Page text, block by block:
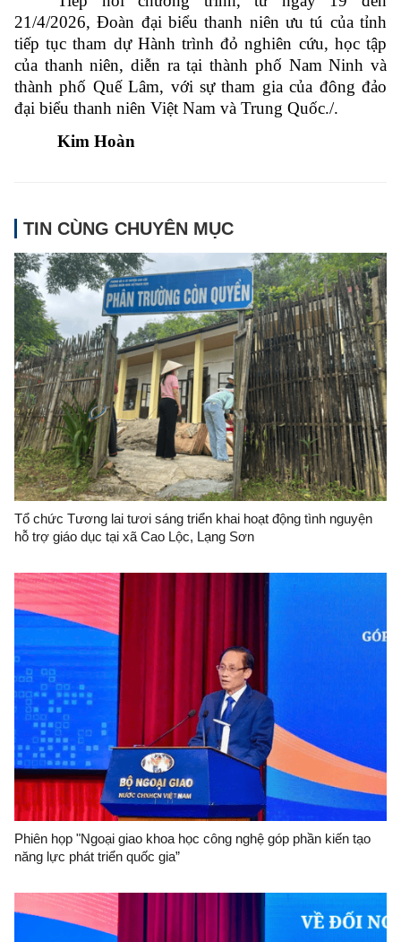
21/4/2026, Đoàn đại biểu thanh niên ưu tú của tỉnh
tiếp tục tham dự Hành trình đỏ nghiên cứu, học tập
của thanh niên, diễn ra tại thành phố Nam Ninh và
thành phố Quế Lâm, với sự tham gia của đông đảo
đại biểu thanh niên Việt Nam và Trung Quốc./.
Kim Hoàn
TIN CÙNG CHUYÊN MỤC
Tổ chức Tương lai tươi sáng triển khai hoạt động tình nguyện
hỗ trợ giáo dục tại xã Cao Lộc, Lạng Sơn
Phiên họp "Ngoại giao khoa học công nghệ góp phần kiến tạo
năng lực phát triển quốc gia”